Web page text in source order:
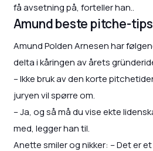
få avsetning på, forteller han..
Amund beste pitche-tips
Amund Polden Arnesen har
delta i kåringen av årets
– Ikke bruk av den korte
juryen vil spørre om.
– Ja, og så må du vise ekte
med, legger han til.
Anette smiler og nikker: – Det er